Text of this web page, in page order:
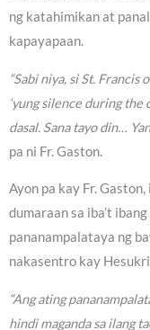
ng katahimikan at
kapayapaan.
“Sabi niya, si St. Francis
‘yung silence during the
dasal. Sana tayo din…
pa ni Fr. Gaston.
Ayon pa kay Fr.
dumaraan sa iba’t
pananampalataya ng
nakasentro kay
“Ang ating
hindi maganda sa ilang